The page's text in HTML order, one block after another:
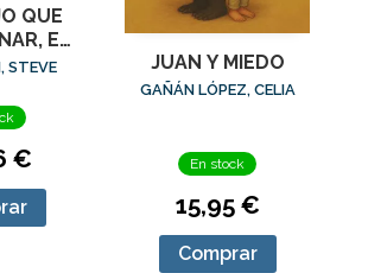
QUE
EL
QUE
STEVE
€
JUAN Y MIEDO
GAÑÁN LÓPEZ, CELIA
En stock
15,95 €
Comprar